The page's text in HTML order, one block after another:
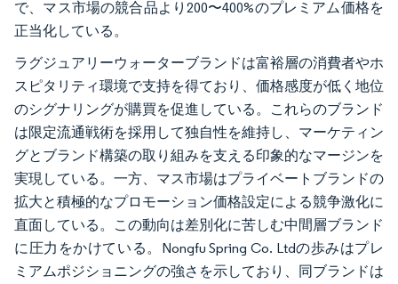
で、マス市場の競合品より200〜400%のプレミアム価格を
正当化している。
ラグジュアリーウォーターブランドは富裕層の消費者やホ
スピタリティ環境で支持を得ており、価格感度が低く地位
のシグナリングが購買を促進している。これらのブランド
は限定流通戦術を採用して独自性を維持し、マーケティン
グとブランド構築の取り組みを支える印象的なマージンを
実現している。一方、マス市場はプライベートブランドの
拡大と積極的なプロモーション価格設定による競争激化に
直面している。この動向は差別化に苦しむ中間層ブランド
に圧力をかけている。Nongfu Spring Co. Ltdの歩みはプレ
ミアムポジショニングの強さを示しており、同ブランドは